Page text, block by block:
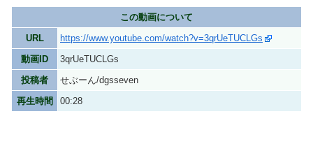
この動画について
URL
https://www.youtube.com/watch?v=3qrUeTUCLGs
動画ID
3qrUeTUCLGs
投稿者
せぶーん/dgsseven
再生時間
00:28